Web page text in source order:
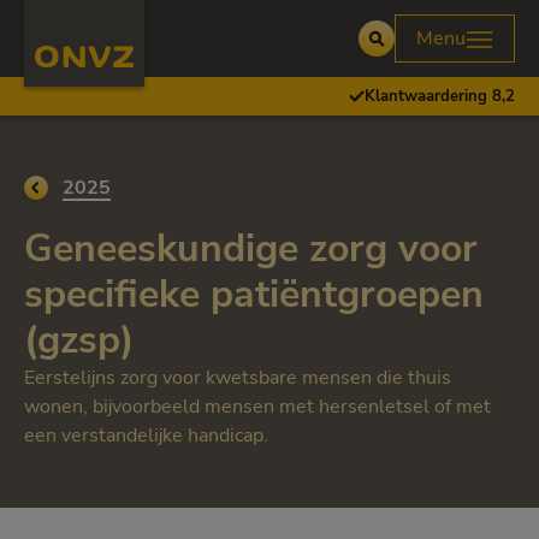
Open
Menu
Klantwaardering 8,2
Ga terug naar
2025
Geneeskundige zorg voor
specifieke patiëntgroepen
(gzsp)
Eerstelijns zorg voor kwetsbare mensen die thuis
wonen, bijvoorbeeld mensen met hersenletsel of met
een verstandelijke handicap.